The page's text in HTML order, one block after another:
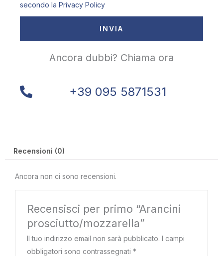
secondo la Privacy Policy
INVIA
Ancora dubbi? Chiama ora
+39 095 5871531
Recensioni (0)
Ancora non ci sono recensioni.
Recensisci per primo “Arancini
prosciutto/mozzarella”
Il tuo indirizzo email non sarà pubblicato. I campi
obbligatori sono contrassegnati*